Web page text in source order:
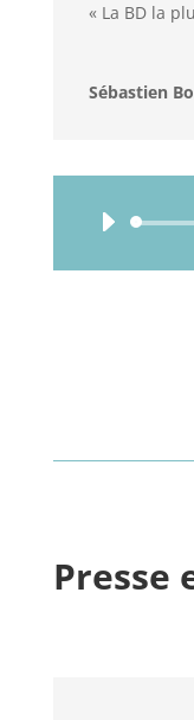
« La BD la
Sébastien
Presse